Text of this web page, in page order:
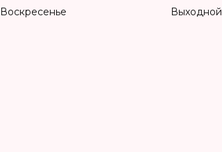
Воскресенье
Выходной